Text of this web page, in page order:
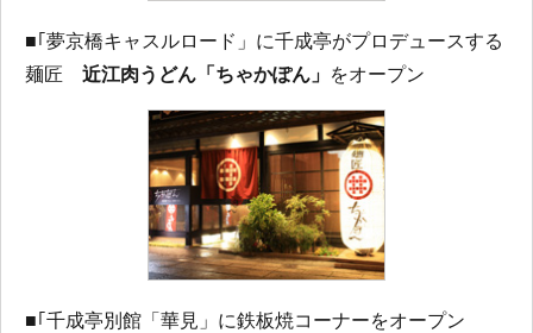
■｢夢京橋キャスルロード」に千成亭がプロデュースする
麺匠 近江肉うどん「ちゃかぽん」 をオープン
■｢千成亭別館「華見」に鉄板焼コーナーをオープン